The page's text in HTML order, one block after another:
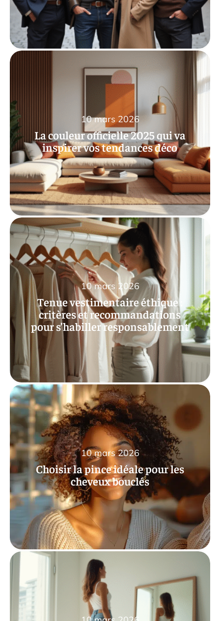
La couleur officielle 2025 qui va
inspirer vos tendances déco
10 mars 2026
Tenue vestimentaire éthique :
critères et recommandations
pour s’habiller responsablement
10 mars 2026
Choisir la pince idéale pour les
cheveux bouclés
10 mars 2026